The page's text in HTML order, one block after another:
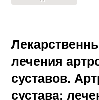
лечения
суставов.
сустава: